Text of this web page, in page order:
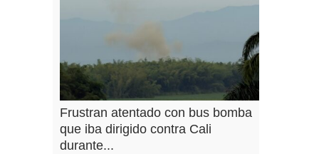
Frustran atentado con bus bomba
que iba dirigido contra Cali
durante...